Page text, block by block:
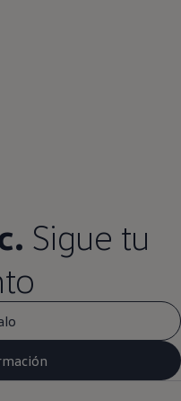
. Sigue tu